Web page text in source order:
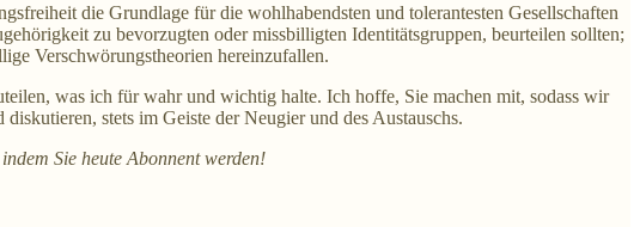
die Grundlage für die wohlhabendsten und tolerantesten Gesellschaften
zu bevorzugten oder missbilligten Identitätsgruppen, beurteilen sollten;
Verschwörungstheorien hereinzufallen.
was ich für wahr und wichtig halte. Ich hoffe, Sie machen mit, sodass wir
stets im Geiste der Neugier und des Austauschs.
Sie heute Abonnent werden!